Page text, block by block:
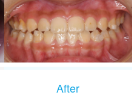
After